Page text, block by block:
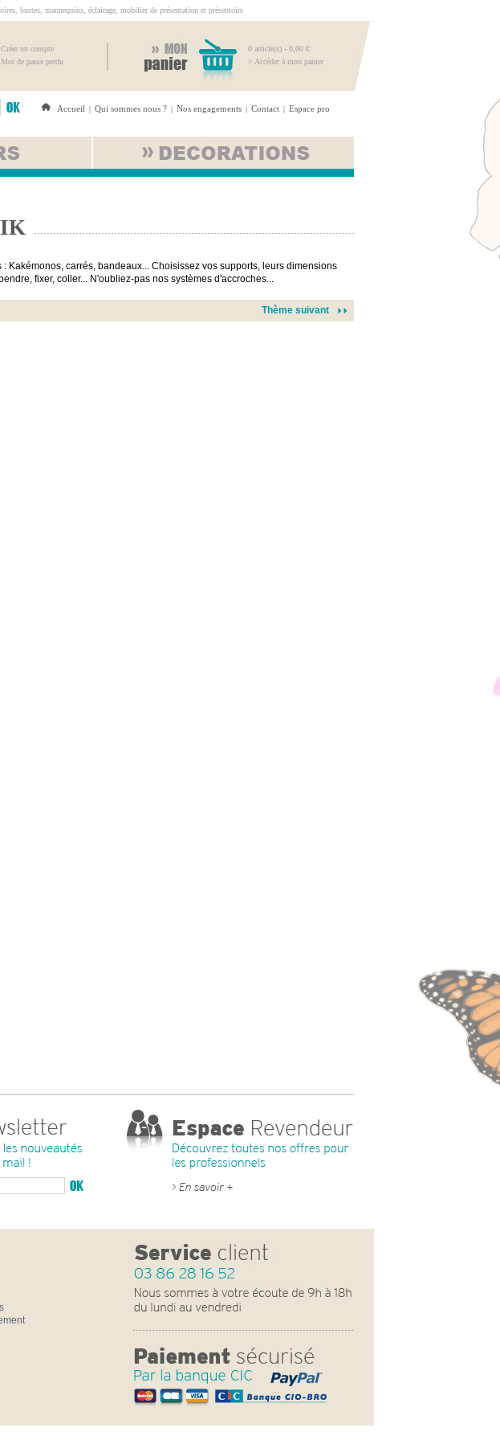
bustes, mannequins, éclairage, mobilier de présentation et présentoirs
un compte
de passe perdu
0 article(s) - 0,00 €
> Accéder à mon panier
Accueil | Qui sommes nous ? | Nos engagements | Contact | Espace pro
Kakémonos, carrés, bandeaux... Choisissez vos supports, leurs dimensions
fixer, coller... N'oubliez-pas nos systèmes d'accroches...
Thème suivant